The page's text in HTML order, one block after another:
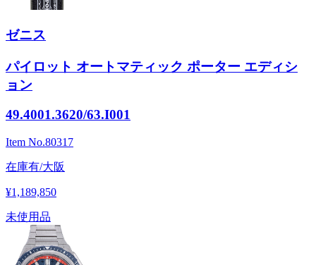
ゼニス
パイロット オートマティック ポーター エディシ
ョン
49.4001.3620/63.I001
Item No.80317
在庫有/大阪
¥1,189,850
未使用品